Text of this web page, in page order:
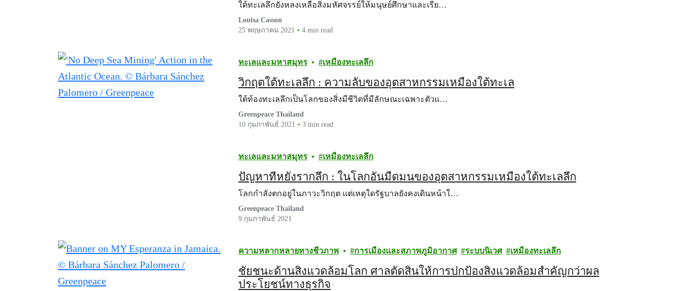
ใต้ทะเลลึกยังหลงเหลือสิ่งมหัศจรรย์ให้มนุษย์ศึกษาและเรีย…
Louisa Casson
25 พฤษภาคม 2021
4 min read
ทะเลและมหาสมุทร เหมืองทะเลลึก
วิกฤตใต้ทะเลลึก : ความลับของอุตสาหกรรมเหมืองใต้ทะเล
ใต้ท้องทะเลลึกเป็นโลกของสิ่งมีชีวิตที่มีลักษณะเฉพาะตัวแ…
Greenpeace Thailand
10 กุมภาพันธ์ 2021
3 min read
ทะเลและมหาสมุทร เหมืองทะเลลึก
ปัญหาที่หยั่งรากลึก : ในโลกอันมืดมนของอุตสาหกรรมเหมืองใต้ทะเลลึก
โลกกำลังตกอยู่ในภาวะวิกฤต แต่เหตุใดรัฐบาลยังคงเดินหน้าใ…
Greenpeace Thailand
9 กุมภาพันธ์ 2021
ความหลากหลายทางชีวภาพ การเมืองและสภาพภูมิอากาศ ระบบนิเวศ เหมืองทะเลลึก
ชัยชนะด้านสิ่งแวดล้อมโลก ศาลตัดสินให้การปกป้องสิ่งแวดล้อมสำคัญกว่าผล
ประโยชน์ทางธุรกิจ